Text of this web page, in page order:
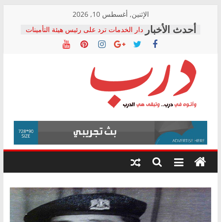
content
الإثنين, أغسطس 10, 2026
دار الخدمات ترد على رئيس هيئة التأمينات
بعد مؤتمره الصحفي: إنكار الأزمة لا ينهي
معاناة أصحاب المعاشات.. ونطالب بكشف
فرحات سليمان يكتب: القطاع الصحي إلى
أين؟
حزب التحالف الشعبي يطلق لجنة “الحق
في الصحة” بالإسكندرية لرصد الانتهاكات
ودعم المرضى
الوزاري لمدينة الصحفيين.. وانتهاء أعمال
إنشاء المبنى الإداري
المجلس القومي لحقوق الإنسان يعلن
متابعة قضية الدكتور محمد زهران.. ويؤكد:
قرينة البراءة وضمانات المحاكمة العادلة
درب
وأتوه
درب..
وتبقى
هي